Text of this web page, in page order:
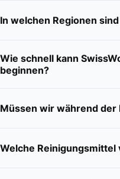
In welchen Regionen
Wie schnell kann
beginnen?
Müssen wir während der
Welche Reinigungsmittel